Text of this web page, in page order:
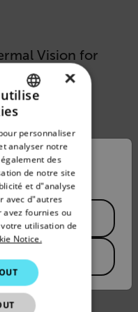
Vision for
UK
portable
from the
GERMAN
FRENCH
SPANISH
PORTUGUESE
ITALIAN
KOREAN
JAPANESE
CHINESE
×
utilise
personnaliser
analyser notre
des
de notre site
et d"analyse
avec d"autres
avez fournies ou
utilisation de
Notice.